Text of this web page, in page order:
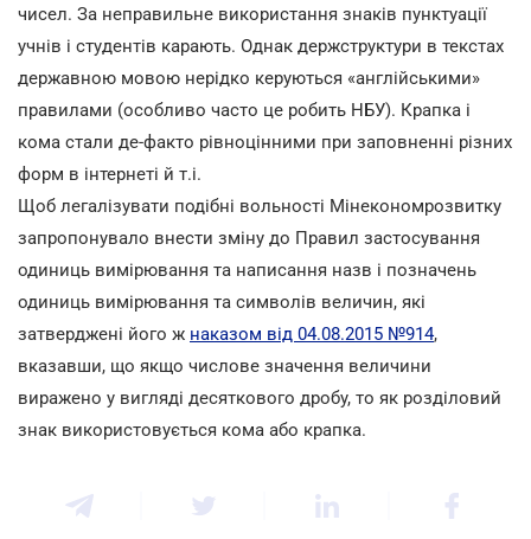
чисел. За неправильне використання знаків пунктуації
учнів і студентів карають. Однак держструктури в текстах
державною мовою нерідко керуються «англійськими»
правилами (особливо часто це робить НБУ). Крапка і
кома стали де-факто рівноцінними при заповненні різних
форм в інтернеті й т.і.
Щоб легалізувати подібні вольності Мінекономрозвитку
запропонувало внести зміну до Правил застосування
одиниць вимірювання та написання назв і позначень
одиниць вимірювання та символів величин, які
затверджені його ж наказом від 04.08.2015 №914,
вказавши, що якщо числове значення величини
виражено у вигляді десяткового дробу, то як розділовий
знак використовується кома або крапка.